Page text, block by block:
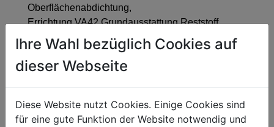
Oberflächenabdichtung,
Errichtung VA42 Grundausstattung Reststoff.
Modellieren der Verfüllabschnitte VA37 und VA38
mit einer ca 1:2 bis 1:4 geneigten Böschung,
Herstellen einer Manipulationsfläche für die
Wartung des Sickerwasserbeckens, Herstellen
einer Betriebsstraße zwischen dem
Sickerwasserbecken und der Manipulationsfläche.
Ihre Wahl bezüglich Cookies auf
dieser Webseite
Diese Website nutzt Cookies. Einige Cookies sind
für eine gute Funktion der Website notwendig und